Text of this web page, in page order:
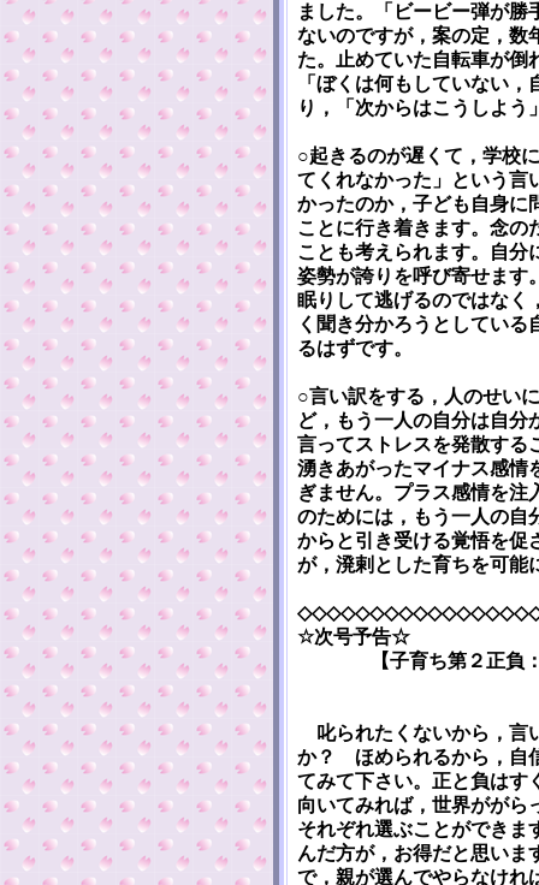
ました。「ビービー弾が勝
ないのですが，案の定，数
た。止めていた自転車が倒
「ぼくは何もしていない
り，「次からはこうしよう
○起きるのが遅くて，学校
てくれなかった」という言
かったのか，子ども自身に
ことに行き着きます。念の
ことも考えられます。自分
姿勢が誇りを呼び寄せます
眠りして逃げるのではなく
く聞き分かろうとしてい
るはずです。
○言い訳をする，人のせい
ど，もう一人の自分は自分
言ってストレスを発散する
湧きあがったマイナス感情
ぎません。プラス感情を注
のためには，もう一人の自
からと引き受ける覚悟を促
が，溌剌とした育ちを可能
☆次号予告☆
【子育ち第２正負
叱られたくないから，言
か？ ほめられるから，自
てみて下さい。正と負はす
向いてみれば，世界ががら
それぞれ選ぶことができま
んだ方が，お得だと思いま
で，親が選んでやらなけれ